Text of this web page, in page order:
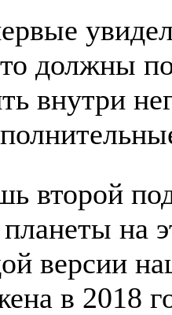
должны
внутри
второй
на
версии
в 2018